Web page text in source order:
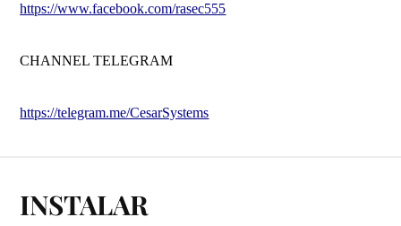
https://www.facebook.com/rasec555
CHANNEL TELEGRAM
https://telegram.me/CesarSystems
INSTALAR